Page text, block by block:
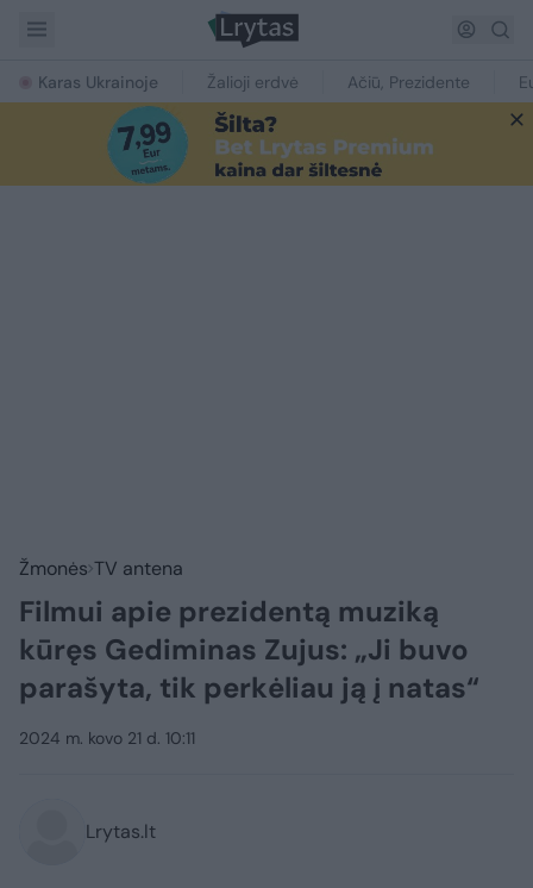
Karas Ukrainoje Žalioji erdvė Ačiū, Prezidente
Žmonės TV antena
Filmui apie prezidentą muziką
kūręs Gediminas Zujus: „Ji buvo
parašyta, tik perkėliau ją į natas“
2024 m. kovo 21 d. 10:11
Lrytas.lt